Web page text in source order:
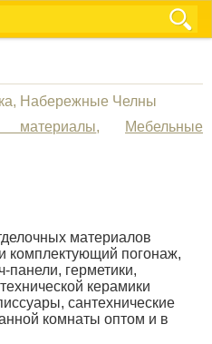
Набережные Челны
материалы,
Мебельные
материалов
комплектующий погонаж,
панели, герметики,
керамики
сантехнические
комнаты оптом и в